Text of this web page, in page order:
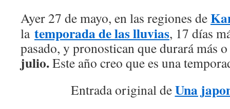
Ayer 27 de mayo, en las regiones de
la temporada de laslluvias, 17 días
pasado, y pronostican que durará más
julio.Este año creo que es una
Entrada original deUna